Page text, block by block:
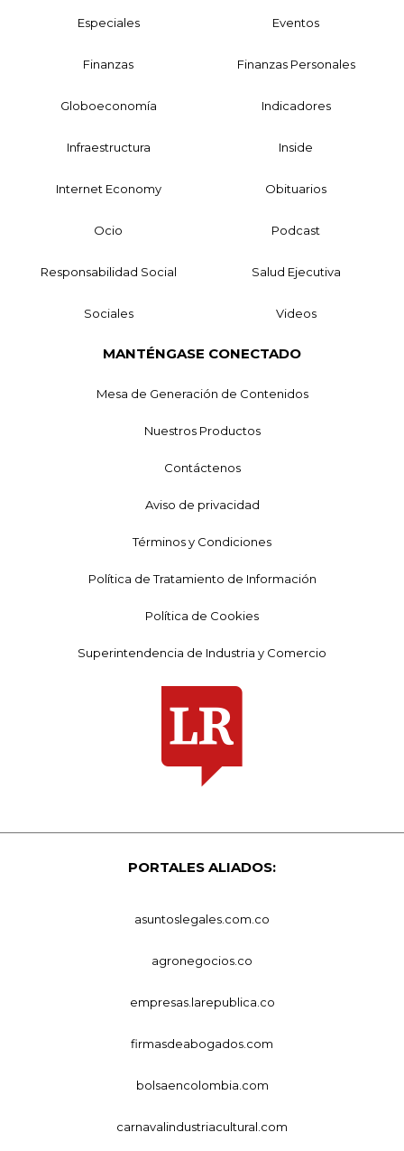
Especiales Eventos
Finanzas Finanzas Personales
Globoeconomía Indicadores
Infraestructura Inside
Internet Economy Obituarios
Ocio Podcast
Responsabilidad Social Salud Ejecutiva
Sociales Videos
MANTÉNGASE CONECTADO
Mesa de Generación de Contenidos
Nuestros Productos
Contáctenos
Aviso de privacidad
Términos y Condiciones
Política de Tratamiento de Información
Política de Cookies
Superintendencia de Industria y Comercio
PORTALES ALIADOS:
asuntoslegales.com.co
agronegocios.co
empresas.larepublica.co
firmasdeabogados.com
bolsaencolombia.com
carnavalindustriacultural.com